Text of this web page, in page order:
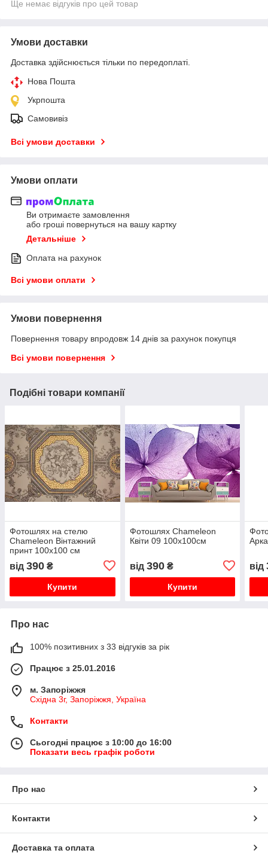
Ще немає відгуків про цей товар
Умови доставки
Доставка здійснюється тільки по передоплаті.
Нова Пошта
Укрпошта
Самовивіз
Всі умови доставки
Умови оплати
Ви отримаєте замовлення
або гроші повернуться на вашу картку
Детальніше
Оплата на рахунок
Всі умови оплати
Умови повернення
Повернення товару впродовж 14 днів за рахунок покупця
Всі умови повернення
Подібні товари компанії
Фотошлях на стелю
Chameleon Вінтажний
принт 100х100 см
від 390 ₴
Купити
Фотошлях Chameleon
Квіти 09 100х100см
від 390₴
Купити
від
Про нас
100% позитивних з 33 відгуків за рік
Працює з 25.01.2016
м. Запоріжжя
Східна 3г, Запоріжжя, Україна
Контакти
Сьогодні працює з 10:00 до 16:00
Показати весь графік роботи
Про нас
Контакти
Доставка та оплата